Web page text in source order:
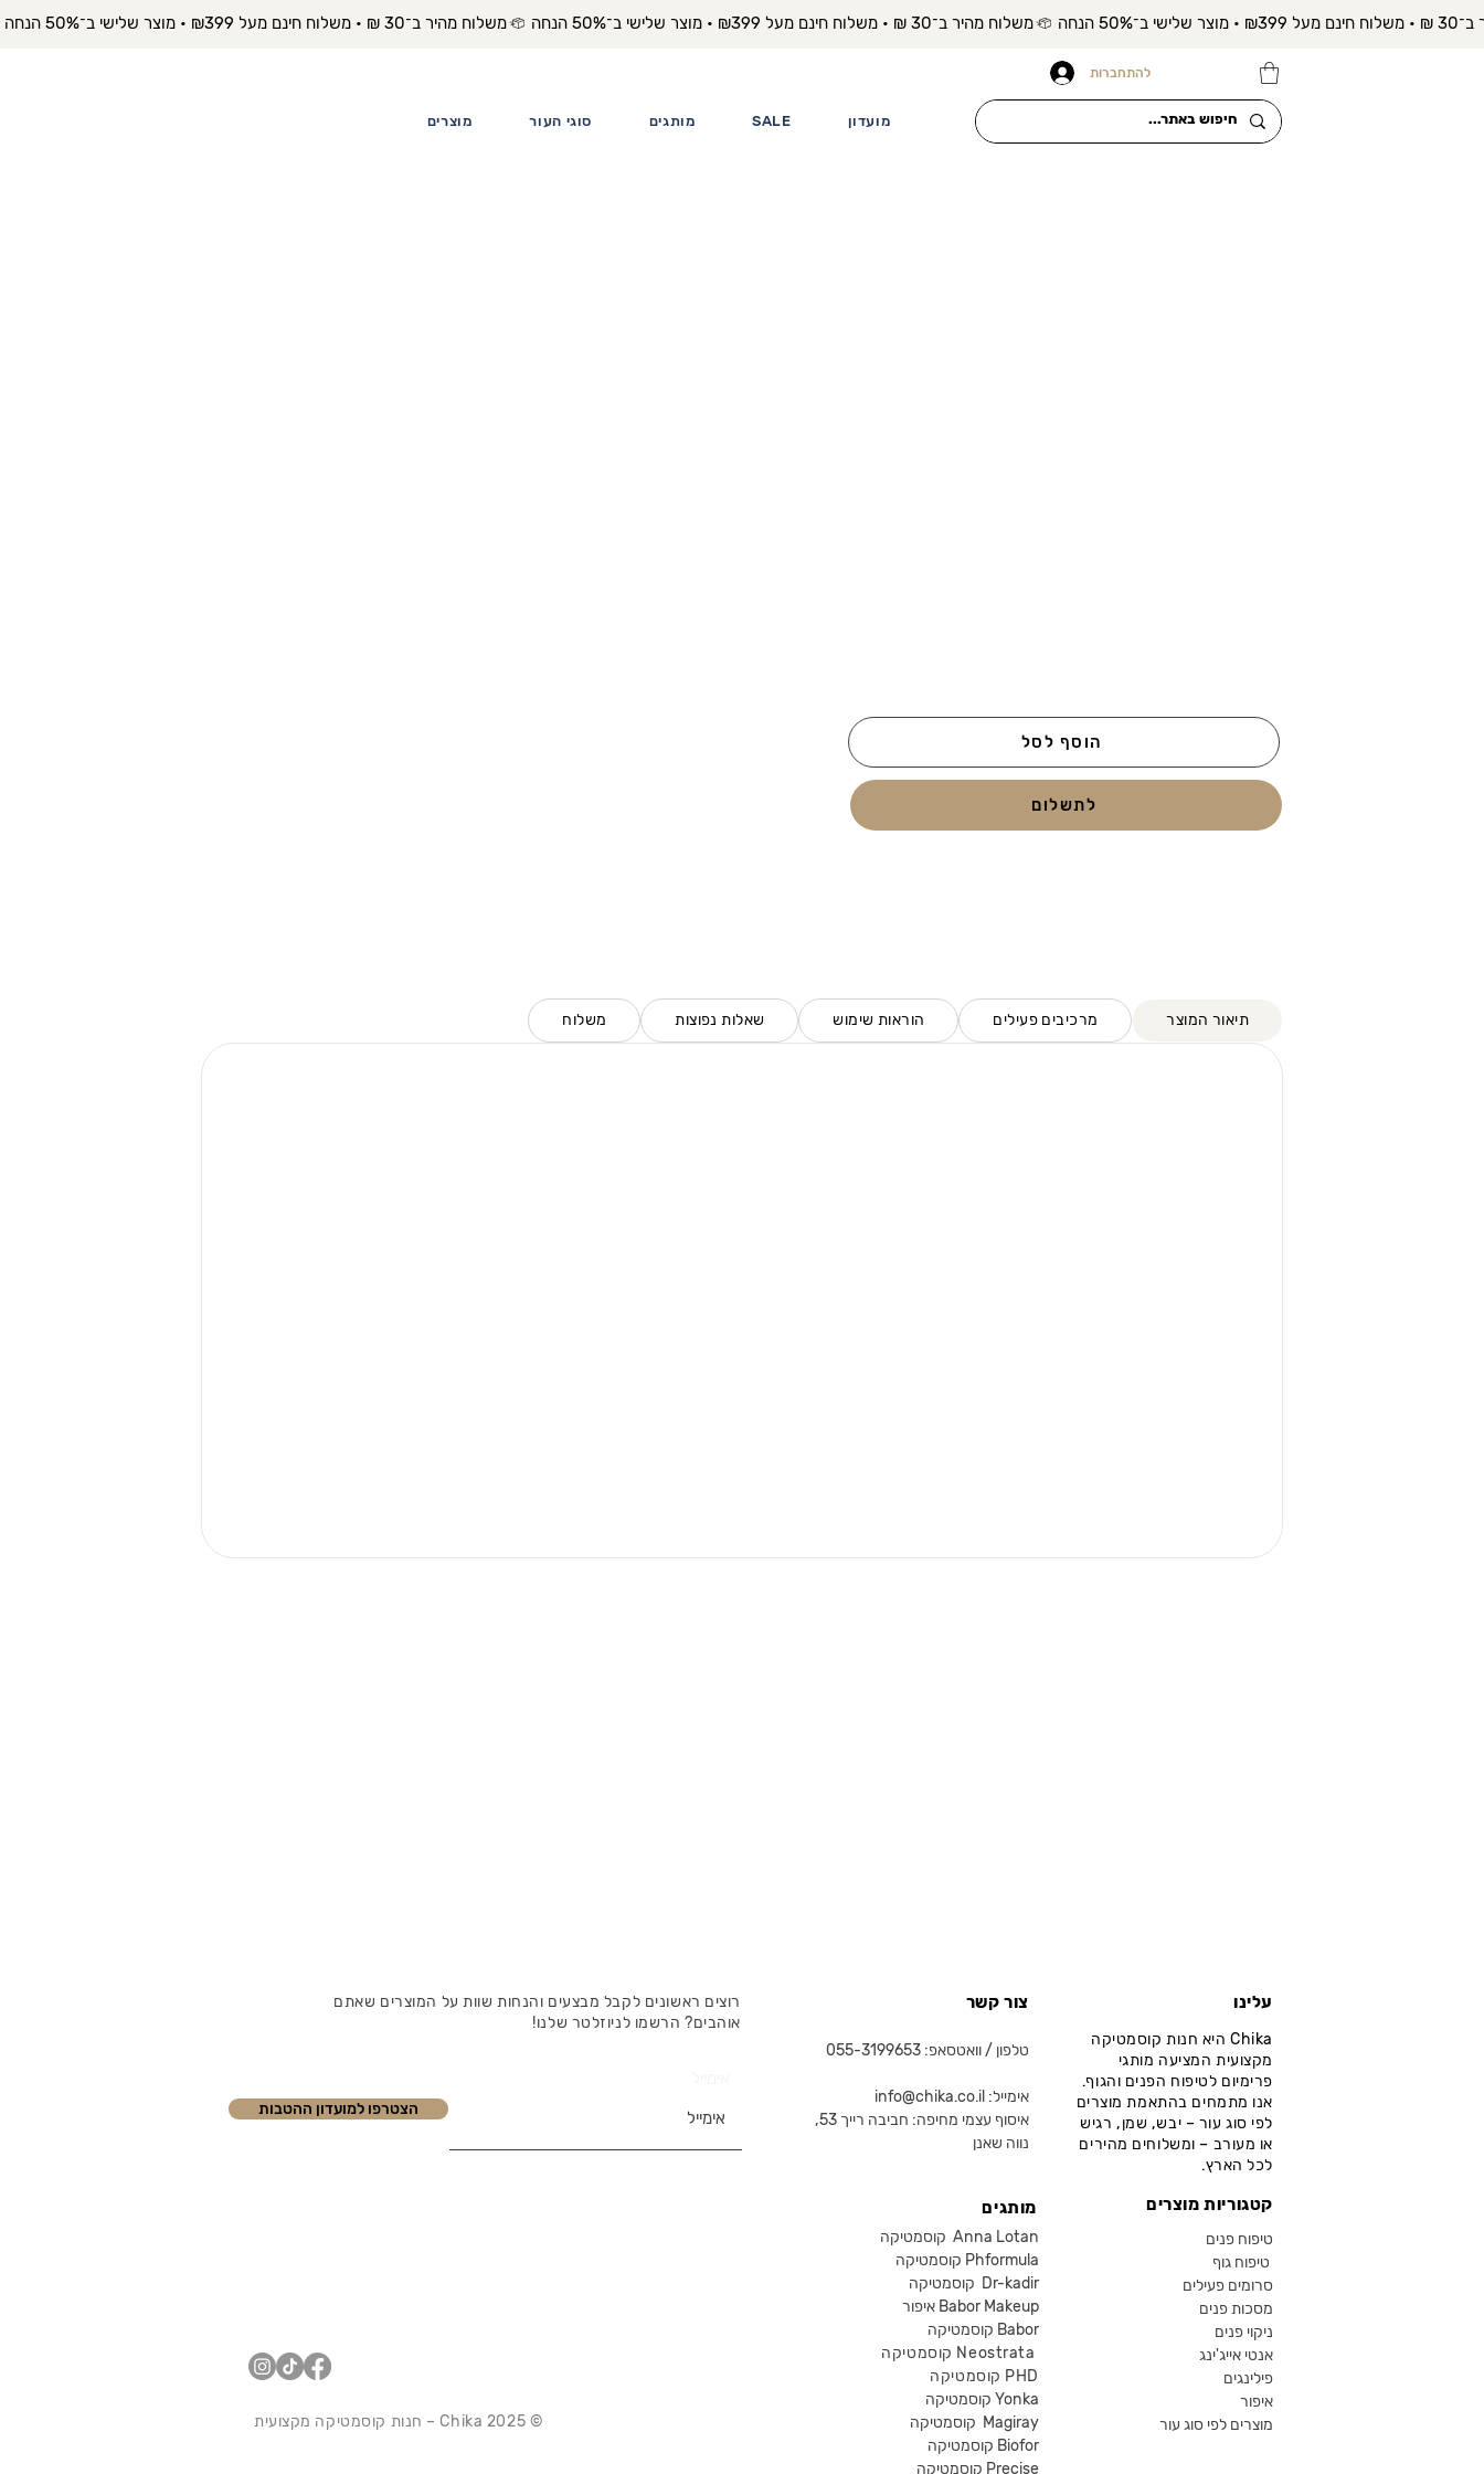
משלוח מהיר ב־30 ₪ • משלוח חינם מעל ₪399 • מוצר שלישי ב־50% הנחה
מוצרים סוגי העור מותגים SALE מועדון
להתחברות
הוסף לסל
לתשלום
תיאור המוצר מרכיבים פעילים הוראות שימוש שאלות נפוצות משלוח
רוצים ראשונים לקבל מבצעים והנחות שוות על המוצרים שאתם
אוהבים? הרשמו לניוזלטר שלנו!
הצטרפו למועדון ההטבות
© 2025 Chika – חנות קוסמטיקה מקצועית
צור קשר
טלפון / וואטסאפ: 055-3199653
אימייל: info@chika.co.il
איסוף עצמי מחיפה: חביבה רייך 53,
נווה שאנן
מותגים
קוסמטיקה Anna Lotan
קוסמטיקה Phformula
קוסמטיקה Dr-kadir
איפור Babor Makeup
קוסמטיקה Babor
קוסמטיקה Neostrata
קוסמטיקה PHD
קוסמטיקה Yonka
Magiray
קוסמטיקה Biofor
קוסמטיקה Precise
עלינו
Chika היא חנות קוסמטיקה
מקצועית המציעה מותגי
פרימיום לטיפוח הפנים והגוף.
אנו מתמחים בהתאמת מוצרים
לפי סוג עור – יבש, שמן, רגיש
או מעורב – ומשלוחים מהירים
לכל הארץ.
קטגוריות מוצרים
טיפוח פנים
טיפוח גוף
סרומים פעילים
מסכות פנים
ניקוי פנים
אנטי אייג'ינג
פילינגים
איפור
מוצרים לפי סוג עור